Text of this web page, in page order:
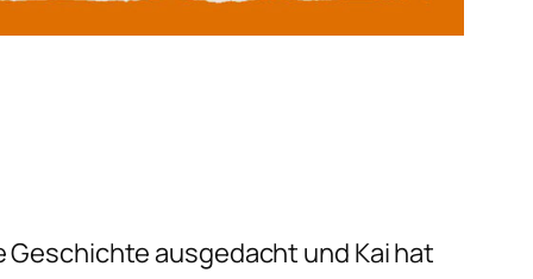
Geschichte ausgedacht und Kai hat